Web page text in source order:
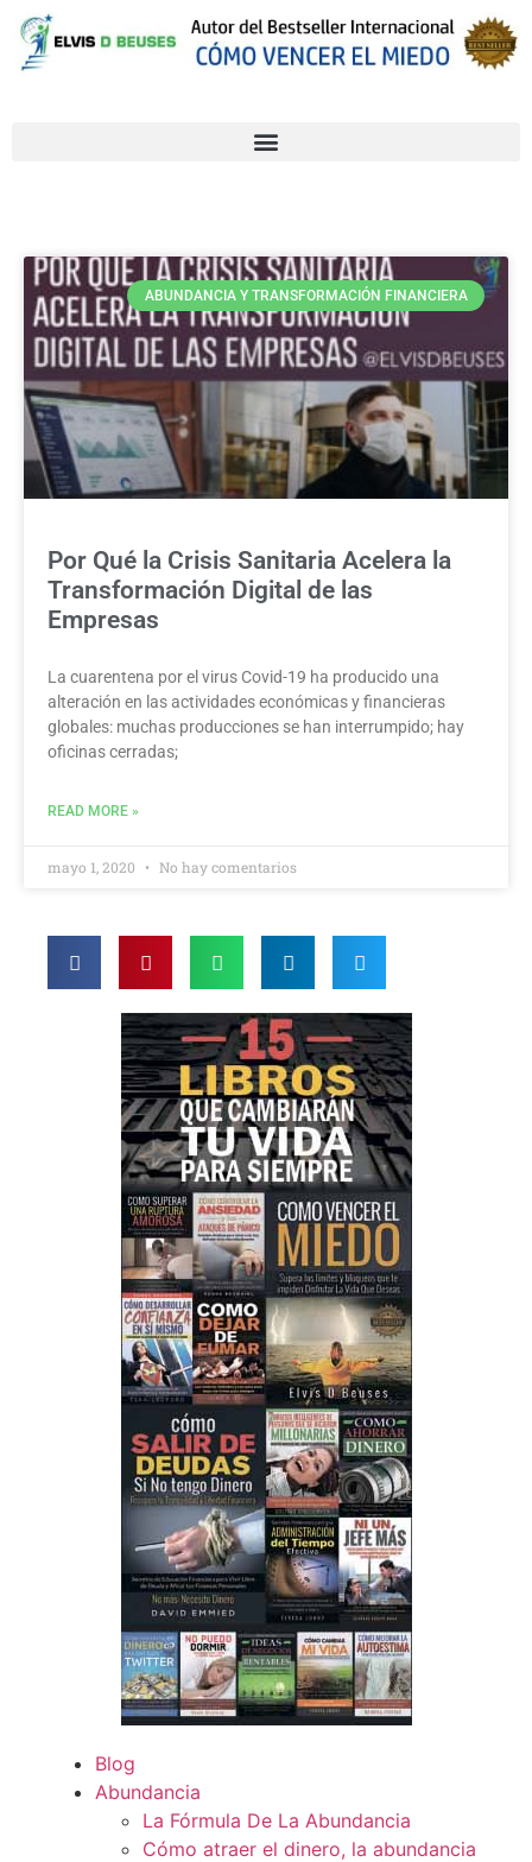
ABUNDANCIA Y TRANSFORMACIÓN FINANCIERA
Por Qué la Crisis Sanitaria Acelera la
Transformación Digital de las
Empresas
La cuarentena por el virus Covid-19 ha producido una
alteración en las actividades económicas y financieras
globales: muchas producciones se han interrumpido; hay
oficinas cerradas;
READ MORE »
mayo 1, 2020 No hay comentarios
Blog
Abundancia
La Fórmula De La Abundancia
Cómo atraer el dinero, la abundancia